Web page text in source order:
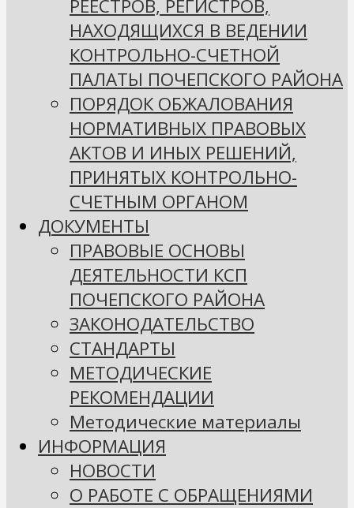
РЕЕСТРОВ, РЕГИСТРОВ,
НАХОДЯЩИХСЯ В ВЕДЕНИИ
КОНТРОЛЬНО-СЧЕТНОЙ
ПАЛАТЫ ПОЧЕПСКОГО РАЙОНА
ПОРЯДОК ОБЖАЛОВАНИЯ
НОРМАТИВНЫХ ПРАВОВЫХ
АКТОВ И ИНЫХ РЕШЕНИЙ,
ПРИНЯТЫХ КОНТРОЛЬНО-
СЧЕТНЫМ ОРГАНОМ
ДОКУМЕНТЫ
ПРАВОВЫЕ ОСНОВЫ
ДЕЯТЕЛЬНОСТИ КСП
ПОЧЕПСКОГО РАЙОНА
ЗАКОНОДАТЕЛЬСТВО
СТАНДАРТЫ
МЕТОДИЧЕСКИЕ
РЕКОМЕНДАЦИИ
Методические материалы
ИНФОРМАЦИЯ
НОВОСТИ
О РАБОТЕ С ОБРАЩЕНИЯМИ